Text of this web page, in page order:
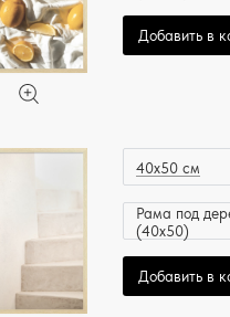
Добавить в
40x50 см
Рама под
(40x50)
Добавить в